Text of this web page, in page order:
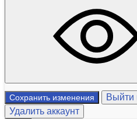
Сохранить изменения
Выйти
Удалить аккаунт